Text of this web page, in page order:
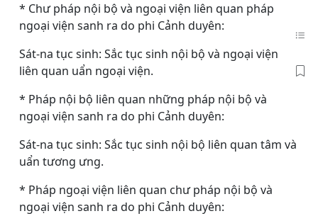
* Chư pháp nội bộ và ngoại viện liên quan pháp
ngoại viện sanh ra do phi Cảnh duyên:
Sát-na tục sinh: Sắc tục sinh nội bộ và ngoại viện
liên quan uẩn ngoại viện.
* Pháp nội bộ liên quan những pháp nội bộ và
ngoại viện sanh ra do phi Cảnh duyên:
Sát-na tục sinh: Sắc tục sinh nội bộ liên quan tâm và
uẩn tương ưng.
* Pháp ngoại viện liên quan chư pháp nội bộ và
ngoại viện sanh ra do phi Cảnh duyên: